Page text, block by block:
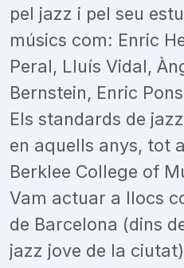
pel jazz i pel seu
músics com: Enric
Peral, Lluís Vidal,
Bernstein, Enric
Els standards de
en aquells anys, tot
Berklee College of
Vam actuar a llocs
de Barcelona (dins
jazz jove de la